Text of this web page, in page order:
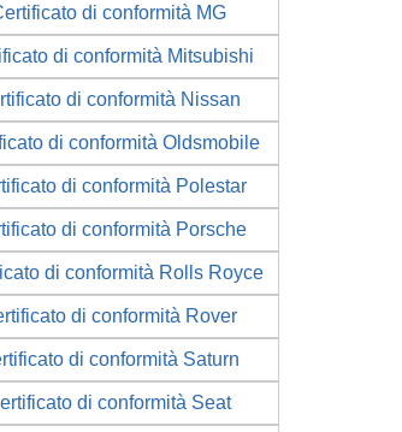
di conformità MG
di conformità Mitsubishi
di conformità Nissan
di conformità Oldsmobile
di conformità Polestar
di conformità Porsche
di conformità Rolls Royce
di conformità Rover
di conformità Saturn
di conformità Seat